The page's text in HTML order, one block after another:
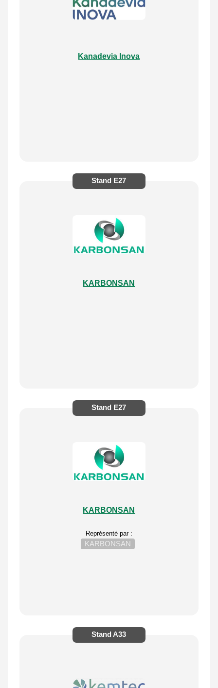
Kanadevia Inova
Stand E27
KARBONSAN
Stand E27
KARBONSAN
Représenté par :
KARBONSAN
Stand A33